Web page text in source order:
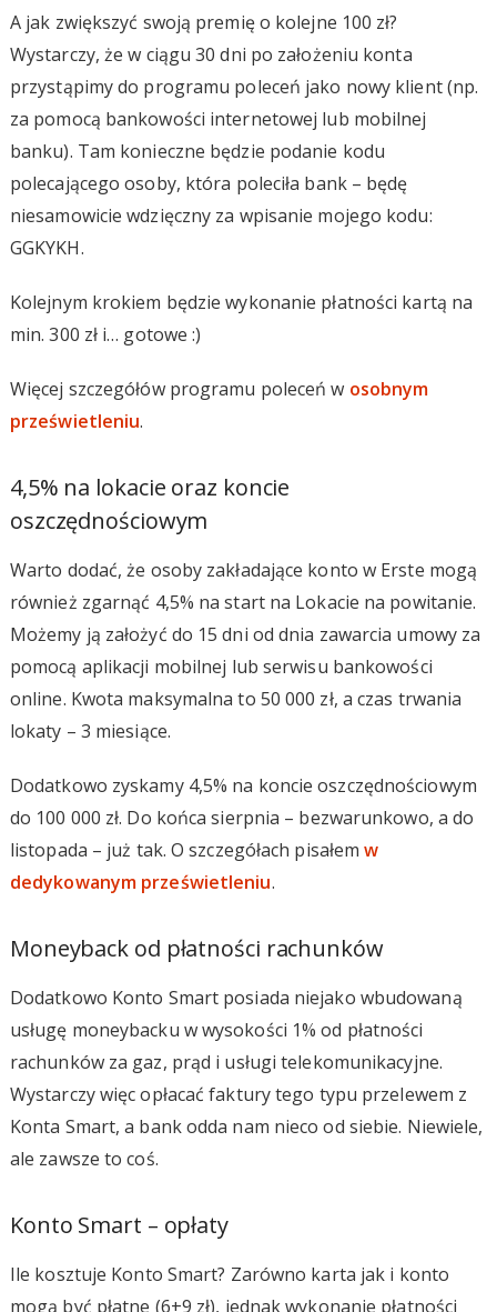
A jak zwiększyć swoją premię o kolejne 100 zł?
Wystarczy, że w ciągu 30 dni po założeniu konta
przystąpimy do programu poleceń jako nowy klient (np.
za pomocą bankowości internetowej lub mobilnej
banku). Tam konieczne będzie podanie kodu
polecającego osoby, która poleciła bank – będę
niesamowicie wdzięczny za wpisanie mojego kodu:
GGKYKH.
Kolejnym krokiem będzie wykonanie płatności kartą na
min. 300 zł i… gotowe :)
Więcej szczegółów programu poleceń w osobnym
prześwietleniu.
4,5% na lokacie oraz koncie
oszczędnościowym
Warto dodać, że osoby zakładające konto w Erste mogą
również zgarnąć 4,5% na start na Lokacie na powitanie.
Możemy ją założyć do 15 dni od dnia zawarcia umowy za
pomocą aplikacji mobilnej lub serwisu bankowości
online. Kwota maksymalna to 50 000 zł, a czas trwania
lokaty – 3 miesiące.
Dodatkowo zyskamy 4,5% na koncie oszczędnościowym
do 100 000 zł. Do końca sierpnia – bezwarunkowo, a do
listopada – już tak. O szczegółach pisałemw
dedykowanym prześwietleniu.
Moneyback od płatności rachunków
Dodatkowo Konto Smart posiada niejako wbudowaną
usługę moneybacku w wysokości 1% od płatności
rachunków za gaz, prąd i usługi telekomunikacyjne.
Wystarczy więc opłacać faktury tego typu przelewem z
Konta Smart, a bank odda nam nieco od siebie. Niewiele,
ale zawsze to coś.
Konto Smart – opłaty
Ile kosztuje Konto Smart? Zarówno karta jak i konto
mogą być płatne (6+9 zł), jednak wykonanie płatności